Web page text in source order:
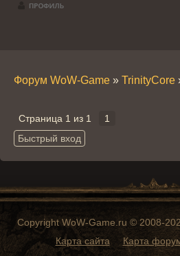
Форум WoW-Game » TrinityCore
Страница 1 из 1 1
Copyright WoW-Game.ru © 2008-
Карта сайта
Карта